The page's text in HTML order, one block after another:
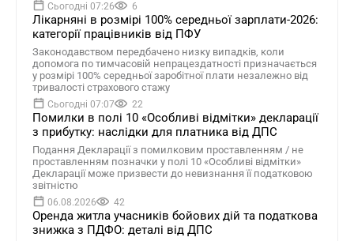
Сьогодні 07:26 6
Лікарняні в розмірі 100% середньої зарплати-2026:
категорії працівників від ПФУ
Законодавством передбачено низку випадків, коли
допомога по тимчасовій непрацездатності призначається
у розмірі 100% середньої заробітної плати незалежно від
тривалості страхового стажу
Сьогодні 07:07 22
Помилки в полі 10 «Особливі відмітки» декларації
з прибутку: наслідки для платника від ДПС
Подання Декларації з помилковим проставленням / не
проставленням позначки у полі 10 «Особливі відмітки»
Декларації може призвести до невизнання її податковою
звітністю
06.08.2026 42
Оренда житла учасників бойових дій та податкова
знижка з ПДФО: деталі від ДПС